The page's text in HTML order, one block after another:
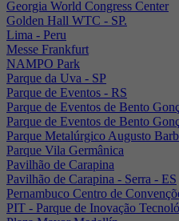
Georgia World Congress Center
Golden Hall WTC - SP.
Lima - Peru
Messe Frankfurt
NAMPO Park
Parque da Uva - SP
Parque de Eventos - RS
Parque de Eventos de Bento
Parque de Eventos de Bento
Parque Metalúrgico Augusto
Parque Vila Germânica
Pavilhão de Carapina
Pavilhão de Carapina - Serra - ES
Pernambuco Centro de
PIT - Parque de Inovação